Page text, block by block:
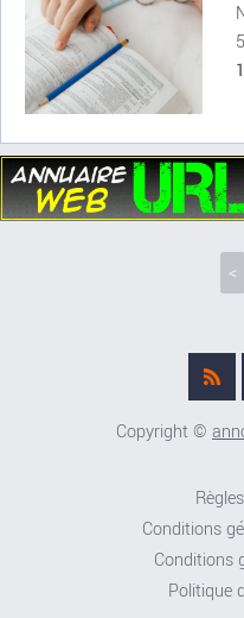
<
Copyright ©
Conditions
Conditions
Politique